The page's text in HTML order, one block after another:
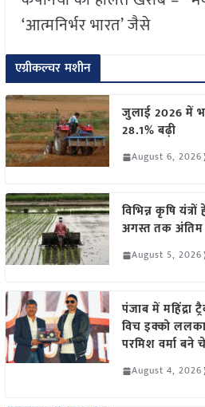
‘आत्मनिर्भर भारत’ जैसे
एग्रीकल्चर मशीन
जुलाई 2026 में
28.1% बढ़ी
August 6, 2026
विभिन्न कृषि
अगस्त तक अंतिम
August 5, 2026
पंजाब में महिंद्रा
विच इक्को
परमिश वर्मा बने
August 4, 2026